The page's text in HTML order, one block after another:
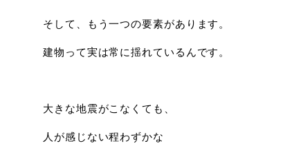
そして、もう一つの要素があります。
建物って実は常に揺れているんです。
大きな地震がこなくても、
人が感じない程わずかな